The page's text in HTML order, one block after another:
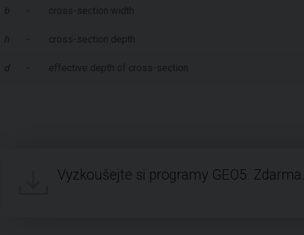
b - cross-section width
h - cross-section depth
d - effective depth of cross-section
Vyzkoušejte si programy GEO5. Zdarma.